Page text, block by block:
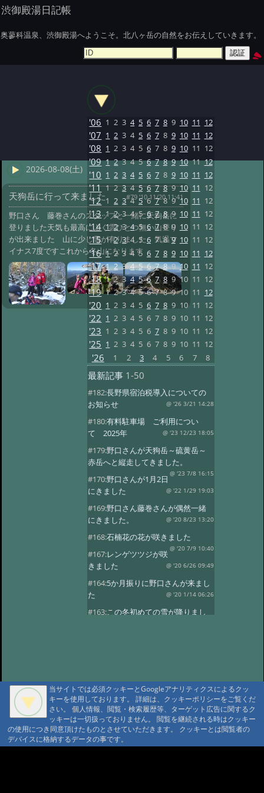
渋御殿湯日記帳
奥蓼科温泉、渋御殿湯へようこそ。北八ヶ岳の自然をお伝えしていきます。
2026-08-08(土)
天狗岳に行って来ました #79 '10 11/20 11:41
野口さん 藤巻さんのスタッフと一緒に天狗岳に
登りました天気も最高によく雲ひとつ無い山登り
が出来ました 山に少し雪が有りました 気温マ
イナス7度ですこれから冬山になります
'06 1 2 3 4 5 6 7 8 9 10 11 12
'07 1 2 3 4 5 6 7 8 9 10 11 12
'08 1 2 3 4 5 6 7 8 9 10 11 12
'09 1 2 3 4 5 6 7 8 9 10 11 12
'10 1 2 3 4 5 6 7 8 9 10 11 12
'11 1 2 3 4 5 6 7 8 9 10 11 12
'12 1 2 3 4 5 6 7 8 9 10 11 12
'13 1 2 3 4 5 6 7 8 9 10 11 12
'14 1 2 3 4 5 6 7 8 9 10 11 12
'15 1 2 3 4 5 6 7 8 9 10 11 12
'16 1 2 3 4 5 6 7 8 9 10 11 12
'17 1 2 3 4 5 6 7 8 9 10 11 12
'18 1 2 3 4 5 6 7 8 9 10 11 12
'19 1 2 3 4 5 6 7 8 9 10 11 12
'20 1 2 3 4 5 6 7 8 9 10 11 12
'22 1 2 3 4 5 6 7 8 9 10 11 12
'23 1 2 3 4 5 6 7 8 9 10 11 12
'25 1 2 3 4 5 6 7 8 9 10 11 12
'26 1 2 3 4 5 6 7 8
最新記事 1-50
#182:長野県宿泊税導入についての
お知らせ
@ '26 3/21 14:28
#180:有料駐車場 ご利用につい
て 2025年
@ '23 12/23 18:05
#179:野口さんが天狗岳～硫黄岳～
赤岳へと縦走してきました。
@ '23 7/8 16:15
#170:野口さんが1月2日
にきました
@ '22 1/29 19:03
#169:野口さん藤巻さんが偶然一緒
にきました。
@ '20 8/23 13:20
#168:石楠花の花が咲きました
@ '20 7/9 10:40
#167:レンゲツツジが咲
きました
@ '20 6/26 09:49
#164:5か月振りに野口さんが来まし
た
@ '20 1/14 06:26
#163:この冬初めての雪が降りまし
続きます。
@ '18 7/1 23:23
#160:レンゲツツジが咲きました
@ '18 6/13 08:39
#159:雪が降りまし
た。びっくりです。
@ '18 5/9 23:24
#158:野口さんが久しぶりに来まし
当サイトでは必須クッキーとGoogleアナリティクスによるクッ
キーを使用しております。 詳細は、クッキーポリシーをご覧くだ
さい。 個人情報、閲覧・検索履歴等、ターゲット広告に関するク
ッキーは一切扱っておりません。 閲覧を継続される時はクッキー
の使用につき同意頂けたものとさせていただきます。 クッキーとは閲覧者の
デバイスに格納するデータの事です。